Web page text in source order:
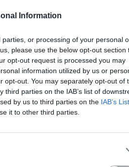
Information
or processing of your personal
please use the below opt-out section
opt-out request is processed you may
information utilized by us or
opt-out. You may separately opt-out of
parties on the IAB’s list of
by us to third parties on the IAB’s
it to other third parties.